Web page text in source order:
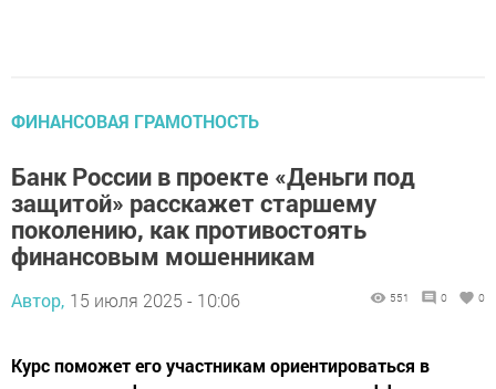
ФИНАНСОВАЯ ГРАМОТНОСТЬ
Банк России в проекте «Деньги под
защитой» расскажет старшему
поколению, как противостоять
финансовым мошенникам
Автор, 15 июля 2025 - 10:06 551 0 0
Курс поможет его участникам ориентироваться в